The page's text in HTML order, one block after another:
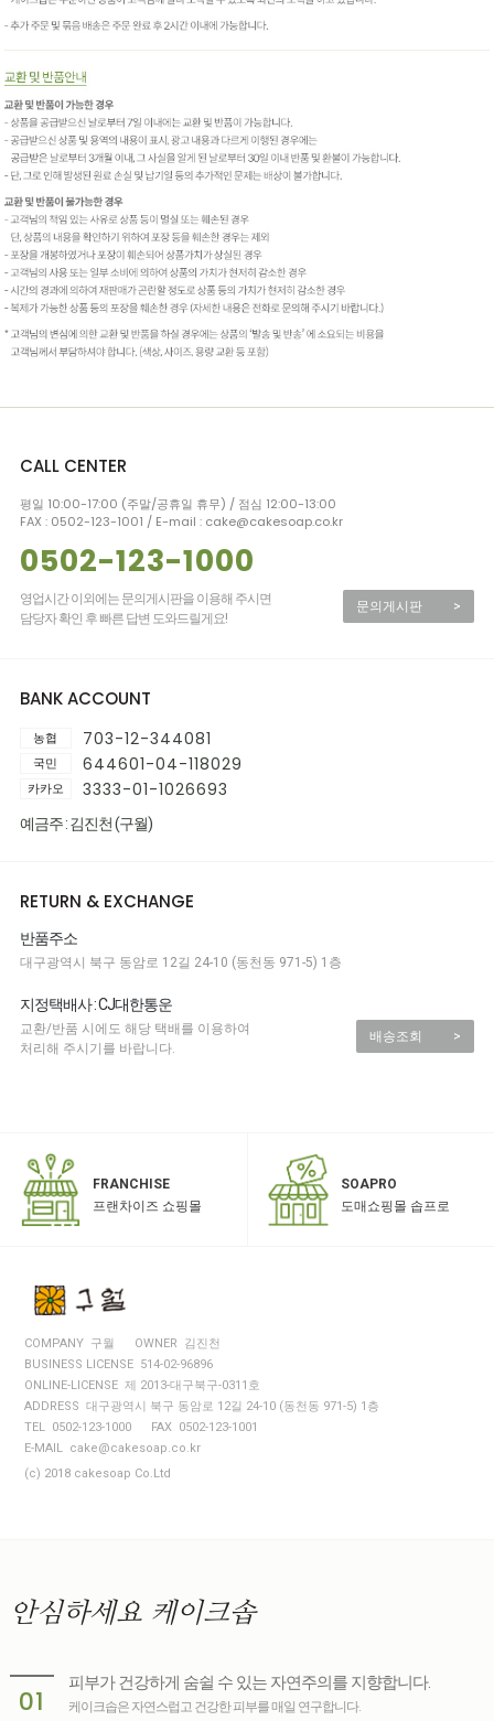
CALL CENTER
평일 10:00-17:00 (주말/공휴일 휴무) / 점심 12:00-13:00
FAX : 0502-123-1001 / E-mail : cake@cakesoap.co.kr
0502-123-1000
영업시간 이외에는 문의게시판을 이용해 주시면
담당자 확인 후 빠른 답변 도와드릴게요!
문의게시판 >
BANK ACCOUNT
농협 703-12-344081
국민 644601-04-118029
카카오 3333-01-1026693
예금주 : 김진천 (구월)
RETURN & EXCHANGE
반품주소
대구광역시 북구 동암로 12길 24-10 (동천동 971-5) 1층
지정택배사 : CJ대한통운
교환/반품 시에도 해당 택배를 이용하여
처리해 주시기를 바랍니다.
배송조회 >
FRANCHISE
프랜차이즈 쇼핑몰
SOAPRO
도매쇼핑몰 솝프로
COMPANY 구월
OWNER 김진천
BUSINESS LICENSE 514-02-96896
ONLINE-LICENSE 제 2013-대구북구-0311호
ADDRESS 대구광역시 북구 동암로 12길 24-10 (동천동 971-5) 1층
TEL 0502-123-1000
FAX 0502-123-1001
E-MAIL cake@cakesoap.co.kr
(c) 2018 cakesoap Co.Ltd
안심하세요 케이크솝
01
피부가 건강하게 숨쉴 수 있는 자연주의를 지향합니다.
케이크솝은 자연스럽고 건강한 피부를 매일 연구합니다.